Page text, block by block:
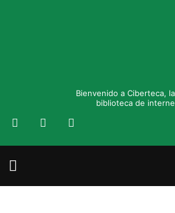
Bienvenido a Ciberteca,
biblioteca de